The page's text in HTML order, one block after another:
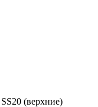
(верхние)